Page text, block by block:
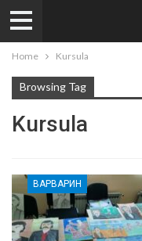
Home Kursula
Browsing Tag
Kursula
ВАРВАРИН